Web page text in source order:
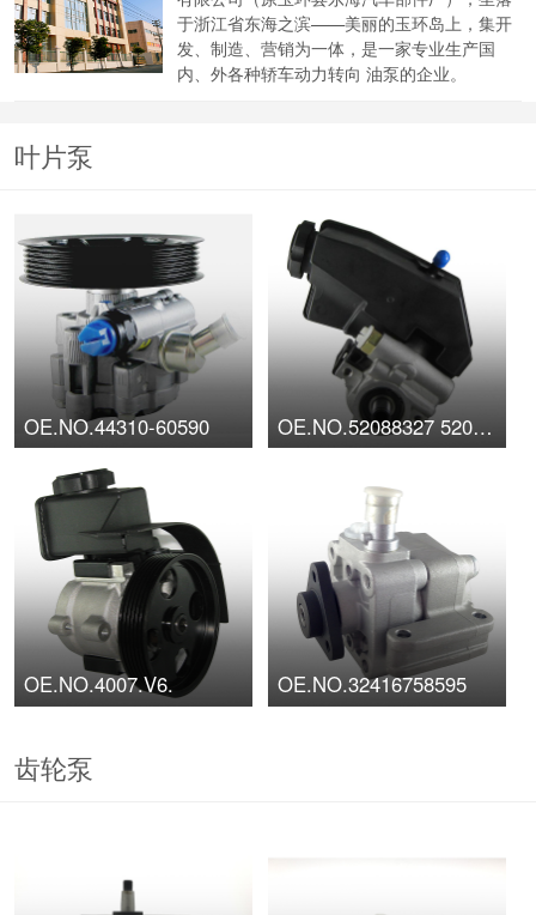
于浙江省东海之滨——美丽的玉环岛上，集开
发、制造、营销为一体，是一家专业生产国
内、外各种轿车动力转向 油泵的企业。
叶片泵
OE.NO.44310-60590 OE.NO.52088327 52087871
OE.NO.4007.V6. OE.NO.32416758595
齿轮泵